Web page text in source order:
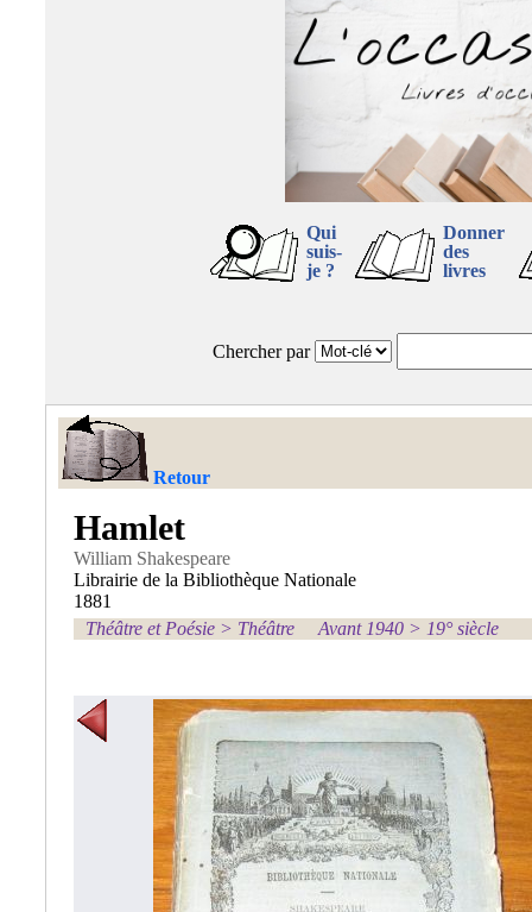
Qui
suis-
je ?
Donner
des
livres
Chercher par
Retour
Hamlet
William Shakespeare
Librairie de la Bibliothèque Nationale
1881
Théâtre et Poésie > Théâtre Avant 1940 > 19° siècle